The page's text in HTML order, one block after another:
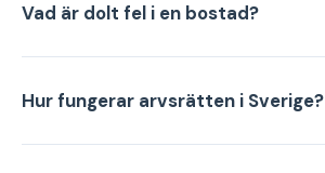
Vad är dolt fel i en bostad?
Hur fungerar arvsrätten i Sverige?